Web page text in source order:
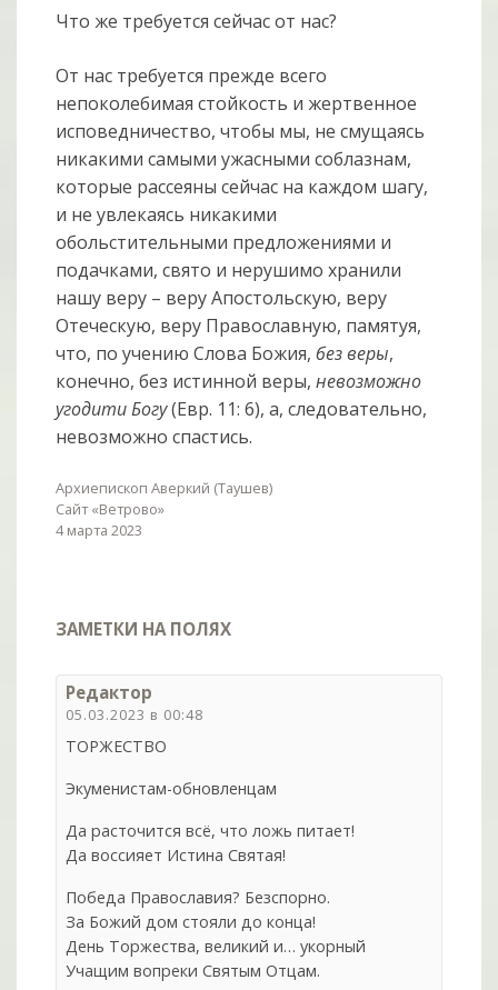
Что же требуется сейчас от нас?
От нас требуется прежде всего
непоколебимая стойкость и жертвенное
исповедничество, чтобы мы, не смущаясь
никакими самыми ужасными соблазнам,
которые рассеяны сейчас на каждом шагу,
и не увлекаясь никакими
обольстительными предложениями и
подачками, свято и нерушимо хранили
нашу веру – веру Апостольскую, веру
Отеческую, веру Православную, памятуя,
что, по учению Слова Божия,без веры,
конечно, без истинной веры,невозможно
угодити Богу(Евр. 11: 6), а, следовательно,
невозможно спастись.
Архиепископ Аверкий (Таушев)
Сайт «Ветрово»
4 марта 2023
ЗАМЕТКИ НА ПОЛЯХ
Редактор
05.03.2023 в 00:48
ТОРЖЕСТВО
Экуменистам-обновленцам
Да расточится всё, что ложь питает!
Да воссияет Истина Святая!
Победа Православия? Безспорно.
За Божий дом стояли до конца!
День Торжества, великий и… укорный
Учащим вопреки Святым Отцам.